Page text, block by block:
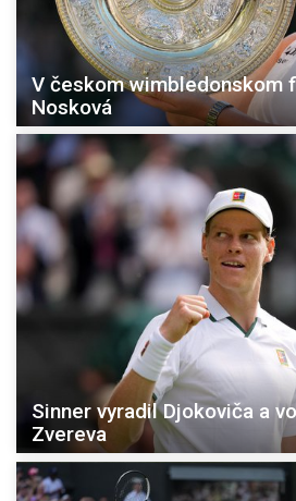
V českom wimbledonskom
Nosková
Sinner vyradil Djokoviča a
Zvereva